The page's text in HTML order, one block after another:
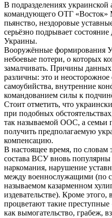
В подразделениях
командующего ОТГ «Восток»
пьянство, нездоровые
серьёзно подрывает
Украины.
Вооружённые формирования
небоевые потери, о которых
замалчивать. Причины
различны: это и
самоубийства, внутренние
командованием силы к
Стоит отметить, что
при подобных
так называемой ООС, а семьи
получить предполагаемую
компенсацию.
В настоящее время, по словам
состава ВСУ вновь популярны
наркомания, нарушение
между военнослужащими (по
называемом казарменном
издевательстве). Кроме этого,
процветают такие
как вымогательство, грабеж,